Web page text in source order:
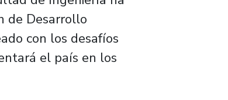
de Desarrollo
con los desafíos
el país en los